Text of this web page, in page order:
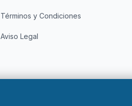
Términos y Condiciones
Aviso Legal